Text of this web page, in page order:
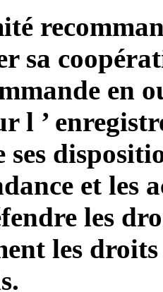
sa
en
l ’
ses
et les
les
les